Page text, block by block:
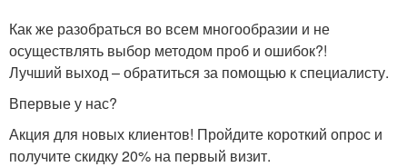
Как же разобраться во всем многообразии и не
осуществлять выбор методом проб и ошибок?!
Лучший выход – обратиться за помощью к специалисту.
Впервые у нас?
Акция для новых клиентов! Пройдите короткий опрос и
получите скидку 20% на первый визит.